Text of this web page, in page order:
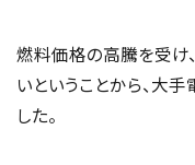
燃料価格の高騰を受け
いということから、大
した。